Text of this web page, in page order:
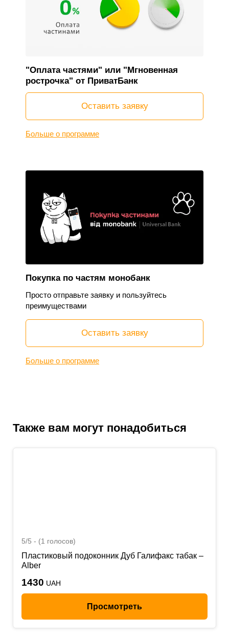
"Оплата частями" или "Мгновенная
рострочка" от ПриватБанк
Оставить заявку
Больше о программе
Покупка по частям монобанк
Просто отправьте заявку и пользуйтесь
преимуществами
Оставить заявку
Больше о программе
Также вам могут понадобиться
5/5 - (1 голосов)
Пластиковый подоконник Дуб Галифакс табак –
Alber
1430 UAH
Просмотреть